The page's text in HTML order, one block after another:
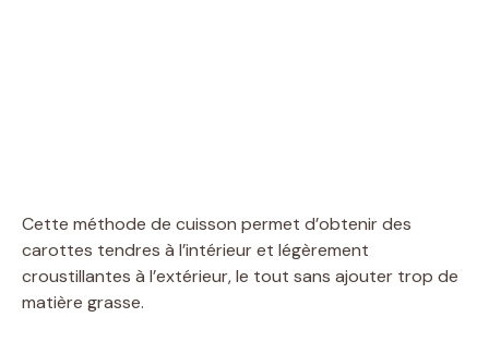
Cette méthode de cuisson permet d’obtenir des
carottes tendres à l’intérieur et légèrement
croustillantes à l’extérieur, le tout sans ajouter trop de
matière grasse.